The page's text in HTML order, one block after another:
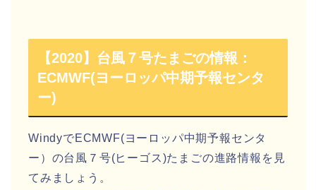
【2020】台風７号たまごの情報：
ECMWF(ヨーロッパ中期予報センタ
ー)
WindyでECMWF(ヨーロッパ中期予報センタ
ー） の台風７号(ヒーゴス)たまごの進路情報 を見
てみましょう。